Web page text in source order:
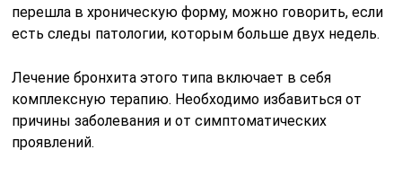
перешла в хроническую форму, можно говорить, если
есть следы патологии, которым больше двух недель.
Лечение бронхита этого типа включает в себя
комплексную терапию. Необходимо избавиться от
причины заболевания и от симптоматических
проявлений.